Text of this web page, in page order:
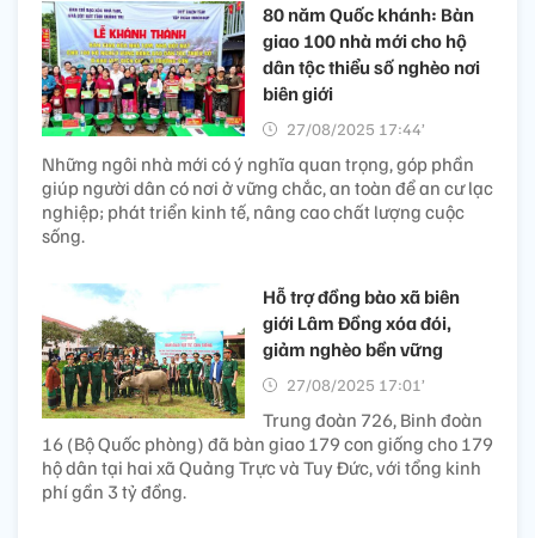
80 năm Quốc khánh: Bàn
giao 100 nhà mới cho hộ
dân tộc thiểu số nghèo nơi
biên giới
27/08/2025 17:44’
Những ngôi nhà mới có ý nghĩa quan trọng, góp phần
giúp người dân có nơi ở vững chắc, an toàn để an cư lạc
nghiệp; phát triển kinh tế, nâng cao chất lượng cuộc
sống.
Hỗ trợ đồng bào xã biên
giới Lâm Đồng xóa đói,
giảm nghèo bền vững
27/08/2025 17:01’
Trung đoàn 726, Binh đoàn
16 (Bộ Quốc phòng) đã bàn giao 179 con giống cho 179
hộ dân tại hai xã Quảng Trực và Tuy Đức, với tổng kinh
phí gần 3 tỷ đồng.